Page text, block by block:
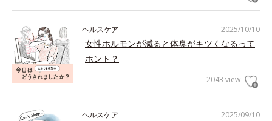
2025/10/10
ヘルスケア
女性ホルモンが減ると体臭がキツくなるって
ホント？
2043 view
2025/09/10
ヘルスケア